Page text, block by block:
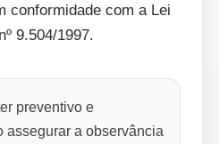
conformidade com a Lei
9.504/1997.
preventivo e
assegurar a observância